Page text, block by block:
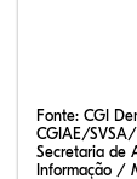
Fonte: CGI
CGIAE/
Secretaria de
Informação /